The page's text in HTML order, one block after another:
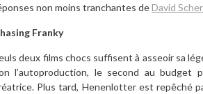
non moins tranchantes deDavid
Franky
deux films chocs suffisent à asseoir sa
l’autoproduction, le second au budget
Plus tard, Henenlotter est repêché